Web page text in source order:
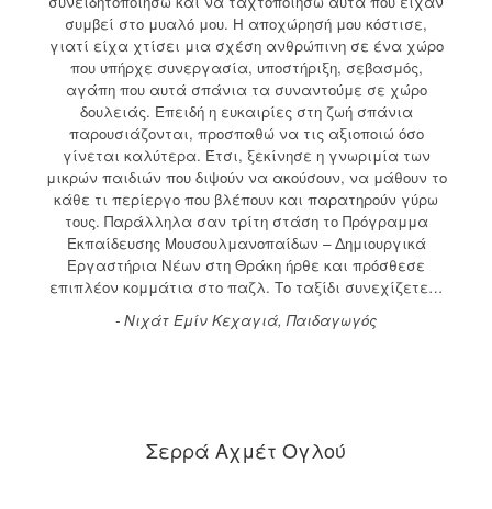
συμβεί στο μυαλό μου. Η αποχώρησή μου κόστισε,
γιατί είχα χτίσει μια σχέση ανθρώπινη σε ένα χώρο
που υπήρχε συνεργασία, υποστήριξη, σεβασμός,
αγάπη που αυτά σπάνια τα συναντούμε σε χώρο
δουλειάς. Επειδή η ευκαιρίες στη ζωή σπάνια
παρουσιάζονται, προσπαθώ να τις αξιοποιώ όσο
γίνεται καλύτερα. Έτσι, ξεκίνησε η γνωριμία των
μικρών παιδιών που διψούν να ακούσουν, να μάθουν το
κάθε τι περίεργο που βλέπουν και παρατηρούν γύρω
τους. Παράλληλα σαν τρίτη στάση το Πρόγραμμα
Εκπαίδευσης Μουσουλμανοπαίδων – Δημιουργικά
Εργαστήρια Νέων στη Θράκη ήρθε και πρόσθεσε
επιπλέον κομμάτια στο παζλ. Το ταξίδι συνεχίζετε…
- Νιχάτ Εμίν Κεχαγιά, Παιδαγωγός
Σερρά Αχμέτ Ογλού